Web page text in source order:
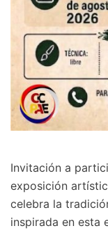
Invitación a
exposición
celebra la
inspirada en esta